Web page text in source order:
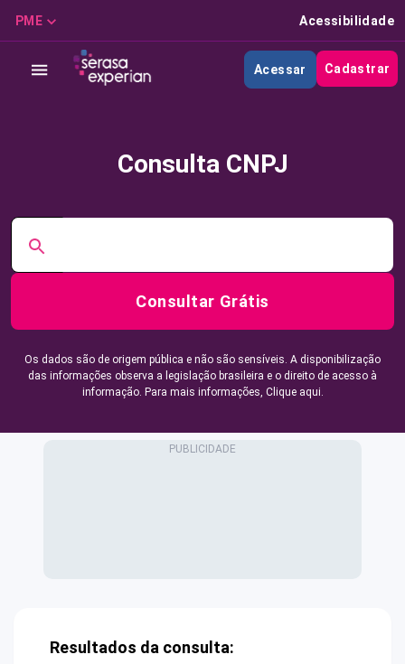
PME Acessibilidade
Acessar Cadastrar
Consulta CNPJ
Consultar Grátis
Os dados são de origem pública e não são sensíveis. A disponibilização
das informações observa a legislação brasileira e o direito de acesso à
informação. Para mais informações, Clique aqui.
Resultados da consulta: